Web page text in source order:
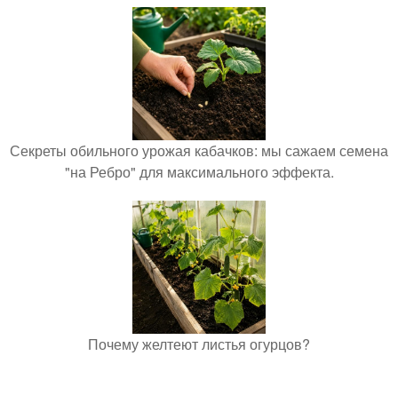
Секреты обильного урожая кабачков: мы сажаем семена
"на Ребро" для максимального эффекта.
Почему желтеют листья огурцов?